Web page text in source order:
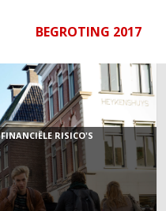
BEGROTING 2017
FINANCIËLE RISICO'S